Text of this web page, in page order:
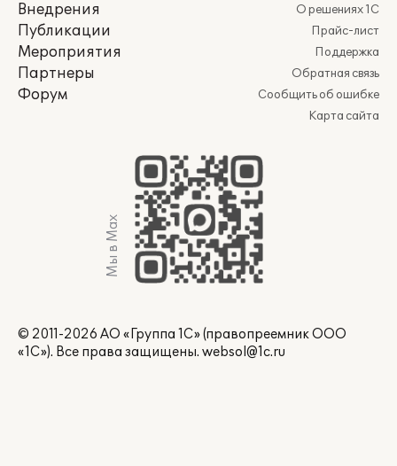
Внедрения
Публикации
Мероприятия
Партнеры
Форум
О решениях 1С
Прайс-лист
Поддержка
Обратная связь
Сообщить об ошибке
Карта сайта
Мы в Max
© 2011-2026 АО «Группа 1С» (правопреемник ООО
«1С»). Все права защищены. websol@1c.ru